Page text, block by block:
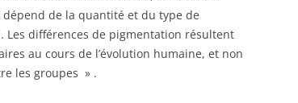
de la quantité et du type de
Les différences de pigmentation résultent
au cours de l’évolution humaine, et non
les groupes » .